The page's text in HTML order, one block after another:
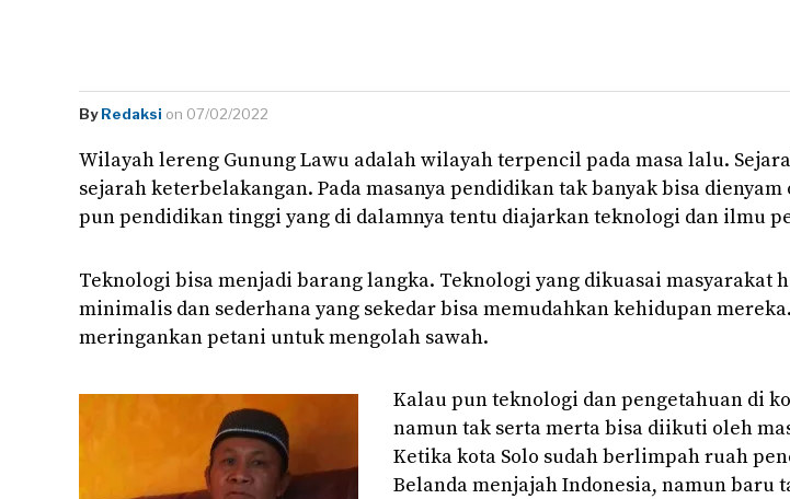
By Redaksi on 07/02/2022
Wilayah lereng Gunung Lawu adalah wilayah terpencil pada masa lalu.
sejarah keterbelakangan. Pada masanya pendidikan tak banyak bisa
pun pendidikan tinggi yang di dalamnya tentu diajarkan teknologi dan ilmu
Teknologi bisa menjadi barang langka. Teknologi yang dikuasai masyarakat
minimalis dan sederhana yang sekedar bisa memudahkan kehidupan
meringankan petani untuk mengolah sawah.
Kalau pun teknologi dan pengetahuan di
namun tak serta merta bisa diikuti oleh
Ketika kota Solo sudah berlimpah ruah
Belanda menjajah Indonesia, namun baru